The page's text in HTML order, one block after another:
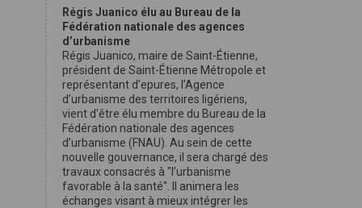
Régis Juanico élu au Bureau de la
Fédération nationale des agences
d’urbanisme
Régis Juanico, maire de Saint-Étienne,
président de Saint-Étienne Métropole et
représentant d’epures, l’Agence
d’urbanisme des territoires ligériens,
vient d'être élu membre du Bureau de la
Fédération nationale des agences
d’urbanisme (FNAU). Au sein de cette
nouvelle gouvernance, il sera chargé des
travaux consacrés à "l’urbanisme
favorable à la santé". Il animera les
échanges visant à mieux intégrer les